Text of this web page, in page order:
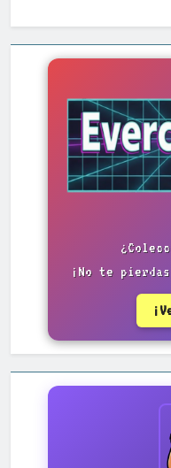
¡No te pierdas